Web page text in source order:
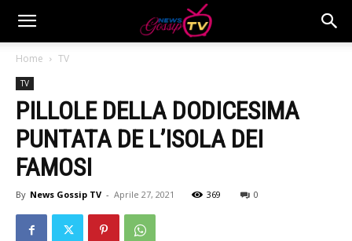
Home TV
TV
PILLOLE DELLA DODICESIMA
PUNTATA DE L’ISOLA DEI
FAMOSI
By News Gossip TV - Aprile 27, 2021 369 0